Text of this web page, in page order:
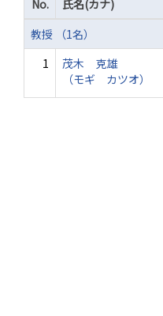
No.
氏名(カナ)
教授 （1名）
1
茂木 克雄
（モギ カツオ）